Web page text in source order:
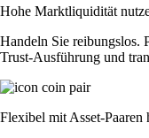
Hohe Marktliquidität
Handeln Sie reibungslos.
Trust-Ausführung und
Flexibel mit Asset-Paaren